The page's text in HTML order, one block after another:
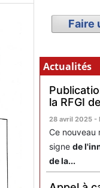
Faire
Actualités
la RFGI
28 avril 2025 -
Ce nouveau
signe de
de la...